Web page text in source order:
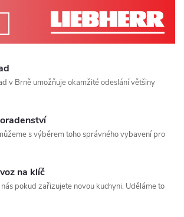
v Brně umožňuje okamžité odeslání většiny
s výběrem toho správného vybavení pro
na klíč
pokud zařizujete novou kuchyni. Uděláme to